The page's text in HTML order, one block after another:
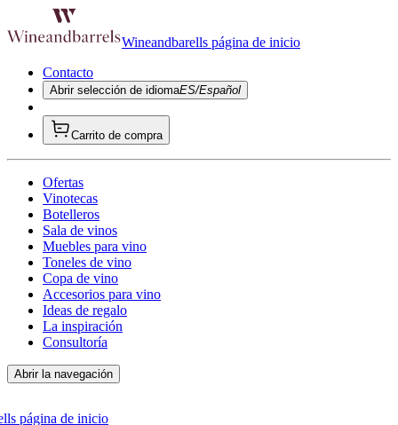
Wineandbarells página de inicio
Contacto
Abrir selección de idiomaES/Español
Carrito de compra
Ofertas
Vinotecas
Botelleros
Sala de vinos
Muebles para vino
Toneles de vino
Copa de vino
Accesorios para vino
Ideas de regalo
La inspiración
Consultoría
Abrir la navegación
página de inicio